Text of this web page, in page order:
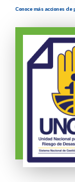
Conoce más acciones de